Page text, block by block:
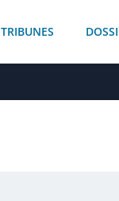
TRIBUNES